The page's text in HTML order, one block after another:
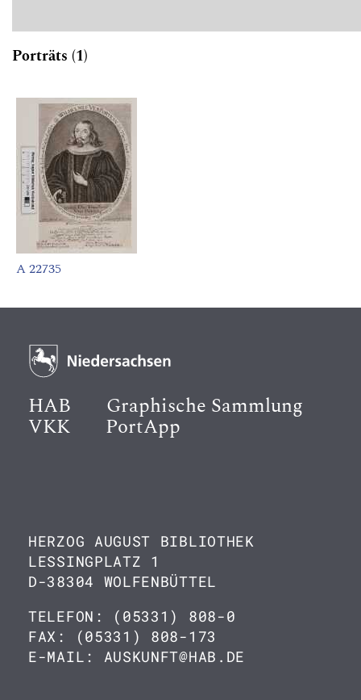
Porträts (1)
A 22735
HAB Graphische Sammlung
VKK PortApp
HERZOG AUGUST BIBLIOTHEK
LESSINGPLATZ 1
D-38304 WOLFENBÜTTEL
TELEFON: (05331) 808-0
FAX: (05331) 808-173
E-MAIL: AUSKUNFT@HAB.DE